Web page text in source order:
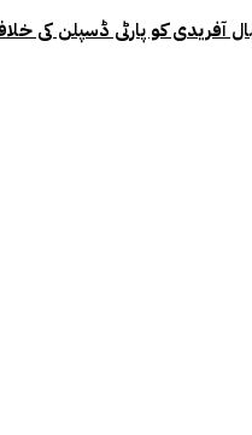
آفریدی کو پارٹی ڈسپلن کی